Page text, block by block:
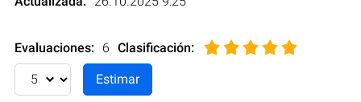
Evaluaciones: 6 Clasificación: